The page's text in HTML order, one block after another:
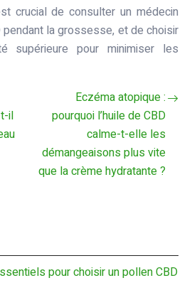
crucial de consulter un médecin
pendant la grossesse, et de choisir
supérieure pour minimiser les
il
Eczéma atopique :
pourquoi l’huile de CBD
calme-t-elle les
démangeaisons plus vite
que la crème hydratante ?
pour choisir un pollen CBD